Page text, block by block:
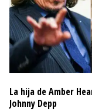
La hija de Amber
Johnny Depp